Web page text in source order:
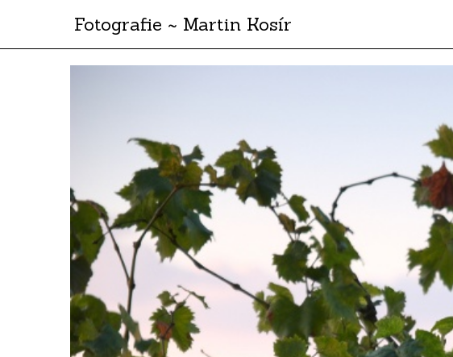
Fotografie ~ Martin Kosír